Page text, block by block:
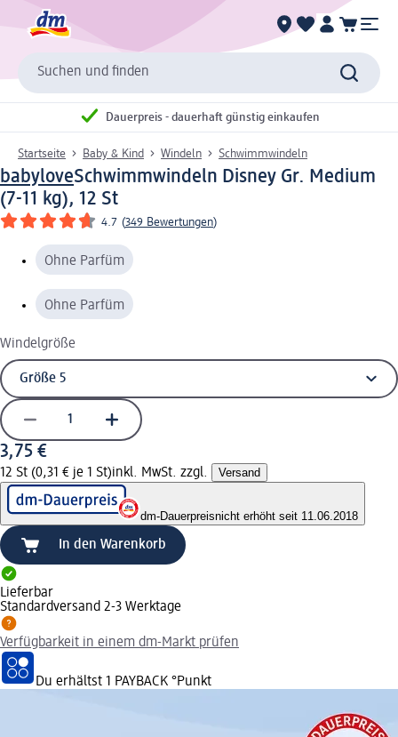
Suchen und finden
Dauerpreis - dauerhaft günstig einkaufen
Startseite Baby & Kind Windeln Schwimmwindeln
babyloveSchwimmwindeln Disney Gr. Medium
(7-11 kg), 12 St
4.7 (349 Bewertungen)
Ohne Parfüm
Ohne Parfüm
Windelgröße
3,75 €
12 St (0,31 € je 1 St)inkl. MwSt. zzgl. Versand
dm-Dauerpreisnicht erhöht seit 11.06.2018
In den Warenkorb
Lieferbar
Standardversand 2-3 Werktage
Verfügbarkeit in einem dm-Markt prüfen
Du erhältst 1 PAYBACK °Punkt